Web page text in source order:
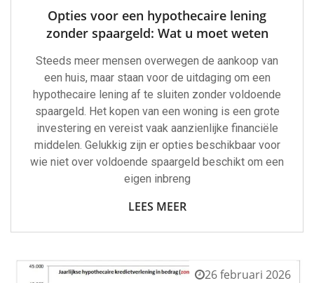
Opties voor een hypothecaire lening
zonder spaargeld: Wat u moet weten
Steeds meer mensen overwegen de aankoop van
een huis, maar staan voor de uitdaging om een
hypothecaire lening af te sluiten zonder voldoende
spaargeld. Het kopen van een woning is een grote
investering en vereist vaak aanzienlijke financiële
middelen. Gelukkig zijn er opties beschikbaar voor
wie niet over voldoende spaargeld beschikt om een
eigen inbreng
LEES MEER
26 februari 2026